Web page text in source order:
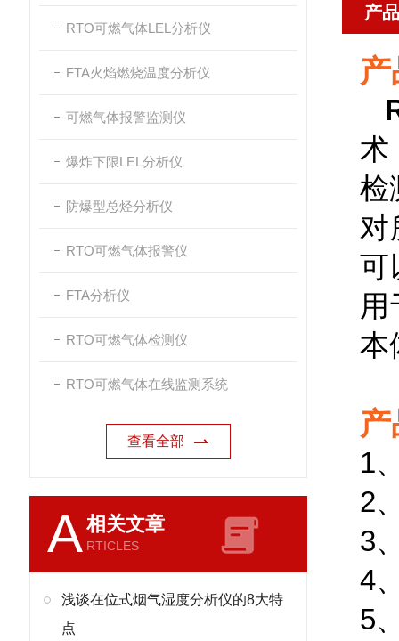
RTO可燃气体LEL分析仪
FTA火焰燃烧温度分析仪
可燃气体报警监测仪
爆炸下限LEL分析仪
防爆型总烃分析仪
RTO可燃气体报警仪
FTA分析仪
RTO可燃气体检测仪
RTO可燃气体在线监测系统
查看全部
A相关文章
RTICLES
浅谈在位式烟气湿度分析仪的8大特
点
产
术
检
对
可
用
本
1
2
3
4
5